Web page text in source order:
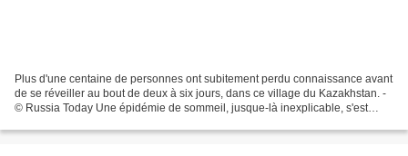
Plus d'une centaine de personnes ont subitement perdu connaissance avant
de se réveiller au bout de deux à six jours, dans ce village du Kazakhstan. -
© Russia Today Une épidémie de sommeil, jusque-là inexplicable, s'est